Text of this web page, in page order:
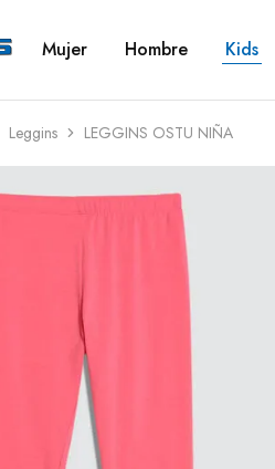
Mujer Hombre Kids
Leggins LEGGINS OSTU NIÑA